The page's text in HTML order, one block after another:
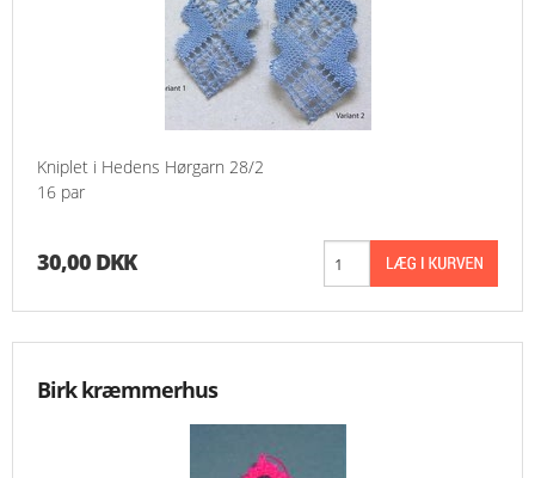
Kniplet i Hedens Hørgarn 28/2
16 par
30,00 DKK
Birk kræmmerhus